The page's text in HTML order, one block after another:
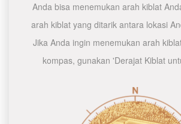
Anda bisa menemukan arah kiblat
arah kiblat yang ditarik antara lokasi
Jika Anda ingin menemukan arah
kompas, gunakan 'Derajat Kiblat